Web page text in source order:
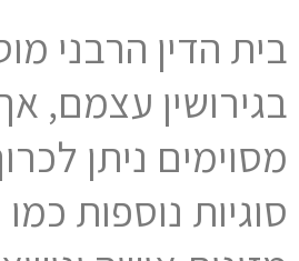
בית הדין הרבני
בגירושין עצמם,
מסוימים ניתן
סוגיות נוספות